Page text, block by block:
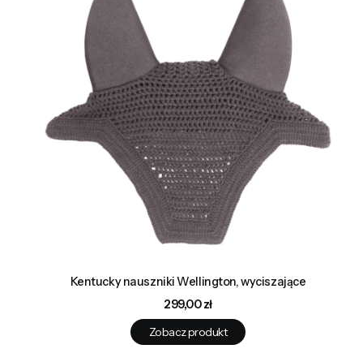
Kentucky nauszniki Wellington, wyciszające
Cena
299,00 zł
Zobacz produkt